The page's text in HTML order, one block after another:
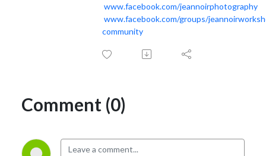
www.facebook.com/jeannoirphotography
www.facebook.com/groups/
community
Comment (0)